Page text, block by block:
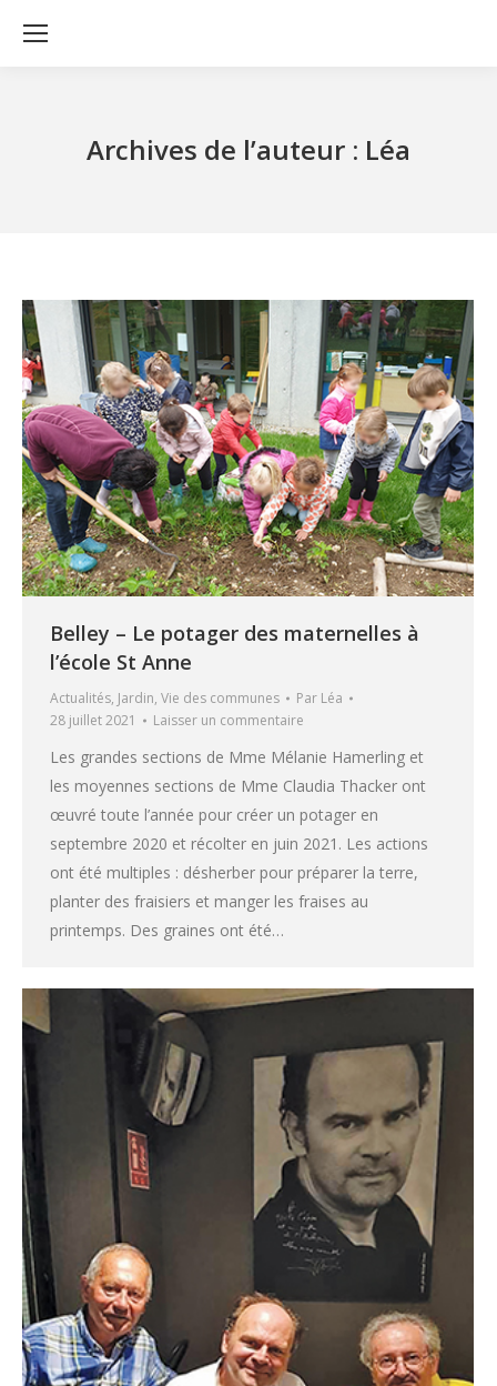
Archives de l’auteur : Léa
Belley – Le potager des maternelles à
l’école St Anne
Actualités, Jardin, Vie des communes Par Léa
28 juillet 2021
Laisser un commentaire
Les grandes sections de Mme Mélanie Hamerling et
les moyennes sections de Mme Claudia Thacker ont
œuvré toute l’année pour créer un potager en
septembre 2020 et récolter en juin 2021. Les actions
ont été multiples : désherber pour préparer la terre,
planter des fraisiers et manger les fraises au
printemps. Des graines ont été…